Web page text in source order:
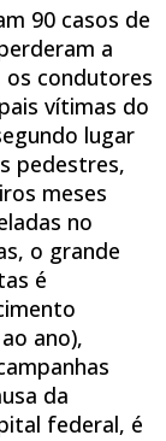
90 casos de
a
os condutores
vítimas do
lugar
pedestres,
meses
no
o grande
é
ano),
da
federal, é